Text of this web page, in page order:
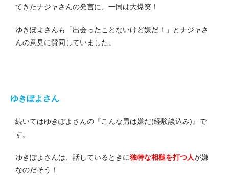
てきたナジャさんの発言に、一同は大爆笑！
ゆきぽよさんも「出会ったことないけど嫌だ！」とナジャさ
んの意見に賛同していました。
ゆきぽよさん
続いてはゆきぽよさんの『こんな男は嫌だ(経験談込み)』で
す。
ゆきぽよさんは、話しているときに独特な相槌を打つ人が嫌
なのだそう！